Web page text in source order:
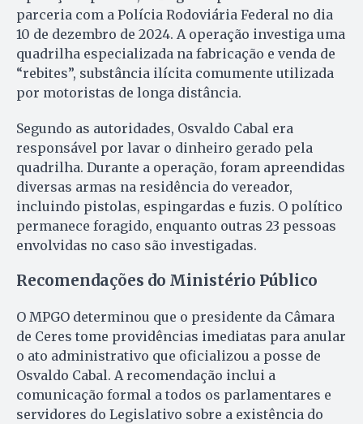
parceria com a Polícia Rodoviária Federal no dia
10 de dezembro de 2024. A operação investiga uma
quadrilha especializada na fabricação e venda de
“rebites”, substância ilícita comumente utilizada
por motoristas de longa distância.
Segundo as autoridades, Osvaldo Cabal era
responsável por lavar o dinheiro gerado pela
quadrilha. Durante a operação, foram apreendidas
diversas armas na residência do vereador,
incluindo pistolas, espingardas e fuzis. O político
permanece foragido, enquanto outras 23 pessoas
envolvidas no caso são investigadas.
Recomendações do Ministério Público
O MPGO determinou que o presidente da Câmara
de Ceres tome providências imediatas para anular
o ato administrativo que oficializou a posse de
Osvaldo Cabal. A recomendação inclui a
comunicação formal a todos os parlamentares e
servidores do Legislativo sobre a existência do